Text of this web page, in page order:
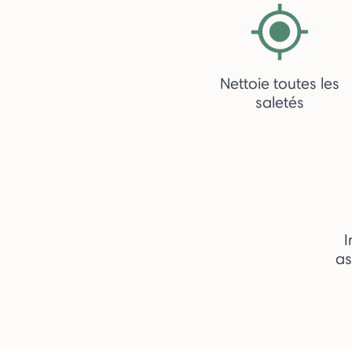
Nettoie toutes les
saletés